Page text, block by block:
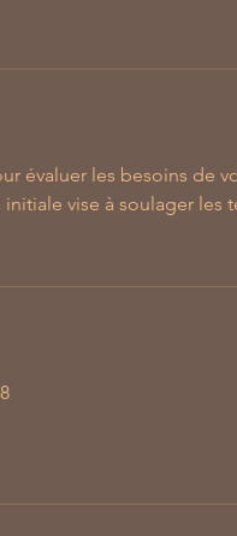
évaluer les besoins de
vise à soulager les